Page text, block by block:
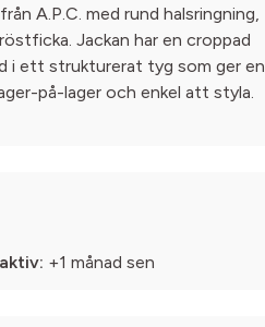
A.P.C. med rund halsringning,
Jackan har en croppad
i ett strukturerat tyg som ger en
på-lager och enkel att styla.
+1 månad sen